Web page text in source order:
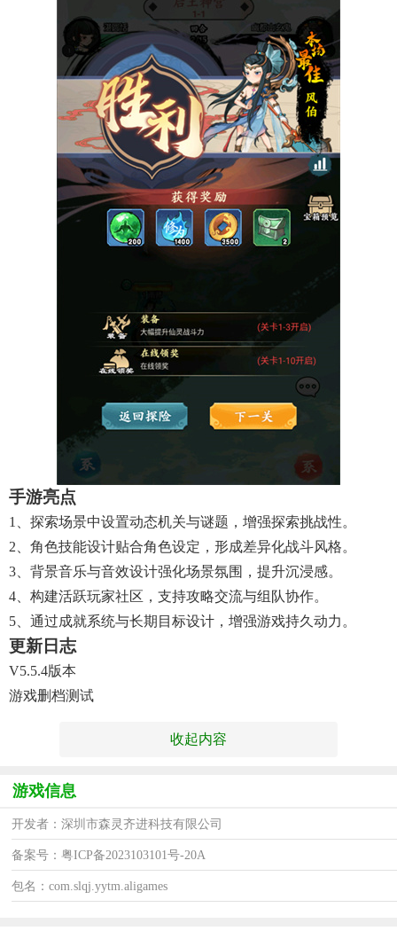
手游亮点
1、探索场景中设置动态机关与谜题，增强探索挑战性。
2、角色技能设计贴合角色设定，形成差异化战斗风格。
3、背景音乐与音效设计强化场景氛围，提升沉浸感。
4、构建活跃玩家社区，支持攻略交流与组队协作。
5、通过成就系统与长期目标设计，增强游戏持久动力。
更新日志
V5.5.4版本
游戏删档测试
收起内容
游戏信息
开发者：深圳市森灵齐进科技有限公司
备案号：粤ICP备2023103101号-20A
包名：com.slqj.yytm.aligames